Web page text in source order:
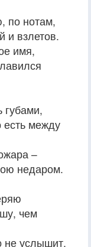
по нотам,
и взлетов.
имя,
губами,
есть между
–
недаром.
чем
не услышит,